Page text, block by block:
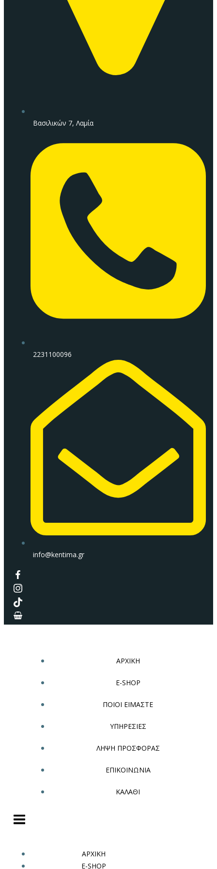
Βασιλικών 7, Λαμία
2231100096
info@kentima.gr
ΑΡΧΙΚΗ
E-SHOP
ΠΟΙΟΙ ΕΙΜΑΣΤΕ
ΥΠΗΡΕΣΙΕΣ
ΛΗΨΗ ΠΡΟΣΦΟΡΑΣ
ΕΠΙΚΟΙΝΩΝΙΑ
ΚΑΛΑΘΙ
ΑΡΧΙΚΗ
E-SHOP